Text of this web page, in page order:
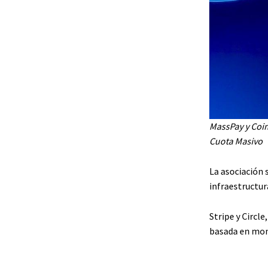
MassPay y
Cuota Masivo
La asociación
Stripe y
basada en